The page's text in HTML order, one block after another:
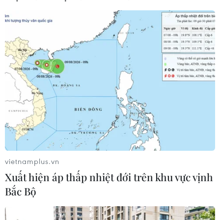
05/06/2026 03:31
Blogger viết sách về hành trình "xê
dịch," cổ vũ giới trẻ tự tin trải nghiệm
03/06/2026 01:39
FAHASA Tân Đông Hiệp:
Điểm hẹn văn hóa mới cho mùa Hè
2026
31/05/2026 04:38
'Thực đơn' sách phong phú cho độc
giả nhỏ tuổi nhân Ngày Quốc tế
vietnamplus.vn
Xuất hiện áp thấp nhiệt đới trên khu vực vịnh
Bắc Bộ